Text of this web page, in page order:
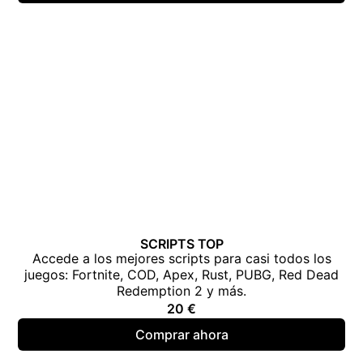
SCRIPTS TOP
Accede a los mejores scripts para casi todos los
juegos: Fortnite, COD, Apex, Rust, PUBG, Red Dead
Redemption 2 y más.
20 €
Comprar ahora